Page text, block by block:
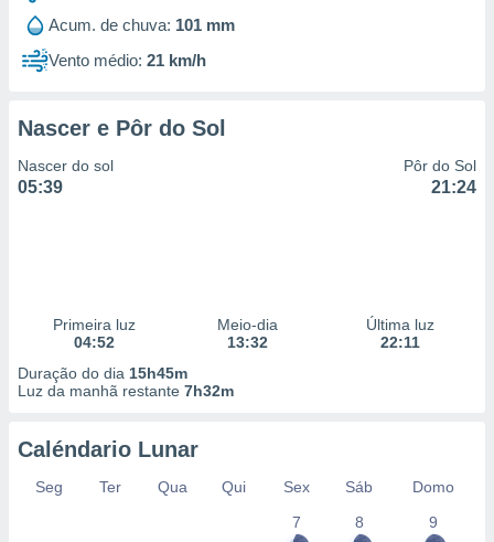
Acum. de chuva: 101 mm
Vento médio: 21 km/h
Nascer e Pôr do Sol
Nascer do sol
05:39
Pôr do Sol
21:24
Primeira luz
04:52
Meio-dia
13:32
Última luz
22:11
Duração do dia 15h45m
Luz da manhã restante 7h32m
Caléndario Lunar
Seg Ter Qua Qui Sex Sáb
Domo
7
8 9